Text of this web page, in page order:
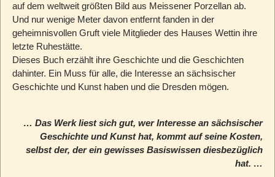
auf dem weltweit größten Bild aus Meissener Porzellan ab.
Und nur wenige Meter davon entfernt fanden in der
geheimnisvollen Gruft viele Mitglieder des Hauses Wettin ihre
letzte Ruhestätte.
Dieses Buch erzählt ihre Geschichte und die Geschichten
dahinter. Ein Muss für alle, die Interesse an sächsischer
Geschichte und Kunst haben und die Dresden mögen.
… Das Werk liest sich gut, wer Interesse an sächsischer
Geschichte und Kunst hat, kommt auf seine Kosten,
selbst der, der ein gewisses Basiswissen diesbezüglich
hat. …